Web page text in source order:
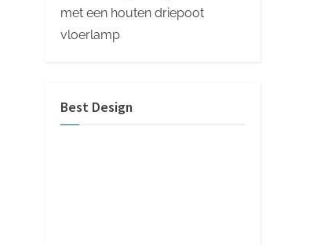
met een houten driepoot
vloerlamp
Best Design